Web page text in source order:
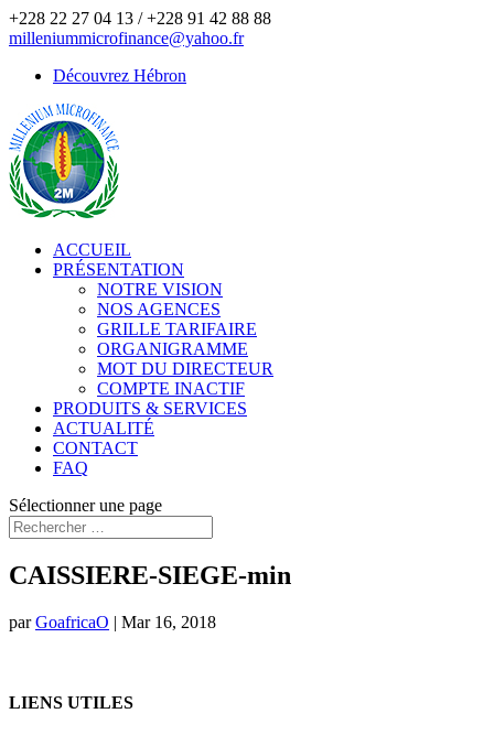
+228 22 27 04 13 / +228 91 42 88 88
milleniummicrofinance@yahoo.fr
Découvrez Hébron
ACCUEIL
PRÉSENTATION
NOTRE VISION
NOS AGENCES
GRILLE TARIFAIRE
ORGANIGRAMME
MOT DU DIRECTEUR
COMPTE INACTIF
PRODUITS & SERVICES
ACTUALITÉ
CONTACT
FAQ
Sélectionner une page
CAISSIERE-SIEGE-min
parGoafricaO | Mar 16, 2018
LIENS UTILES